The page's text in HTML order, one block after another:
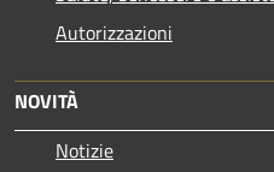
Autorizzazioni
NOVITÀ
Notizie